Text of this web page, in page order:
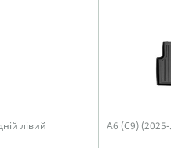
лівий A6 (C9)